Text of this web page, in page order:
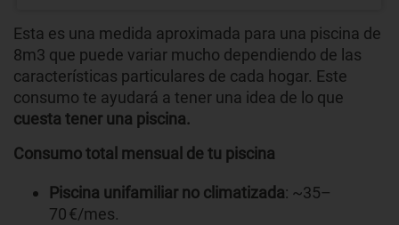
Esta es una medida aproximada para una piscina de
8m3 que puede variar mucho dependiendo de las
características particulares de cada hogar. Este
consumo te ayudará a tener una idea de lo que
cuesta tener una piscina.
Consumo total mensual de tu piscina
Piscina unifamiliar no climatizada: ~35–
70 €/mes.